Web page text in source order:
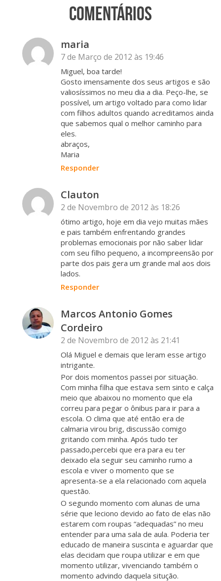
Comentários
maria
7 de Março de 2012 às 19:46
Miguel, boa tarde!
Gosto imensamente dos seus artigos e são
valiosíssimos no meu dia a dia. Peço-lhe, se
possível, um artigo voltado para como lidar
com filhos adultos quando acreditamos ainda
que sabemos qual o melhor caminho para
eles.
abraços,
Maria
Responder
Clauton
2 de Novembro de 2012 às 18:26
ótimo artigo, hoje em dia vejo muitas mães
e pais também enfrentando grandes
problemas emocionais por não saber lidar
com seu filho pequeno, a incompreensão por
parte dos pais gera um grande mal aos dois
lados.
Responder
Marcos Antonio Gomes
Cordeiro
2 de Novembro de 2012 às 21:41
Olá Miguel e demais que leram esse artigo
intrigante.
Por dois momentos passei por situação.
Com minha filha que estava sem sinto e calça
meio que abaixou no momento que ela
correu para pegar o ônibus para ir para a
escola. O clima que até então era de
calmaria virou brig, discussão comigo
gritando com minha. Após tudo ter
passado,percebi que era para eu ter
deixado ela seguir seu caminho rumo a
escola e viver o momento que se
apresenta-se a ela relacionado com aquela
questão.
O segundo momento com alunas de uma
série que leciono devido ao fato de elas não
estarem com roupas “adequadas” no meu
entender para uma sala de aula. Poderia ter
educado de maneira suscinta e aguardar que
elas decidam que roupa utilizar e em que
momento utilizar, vivenciando também o
momento advindo daquela situção.